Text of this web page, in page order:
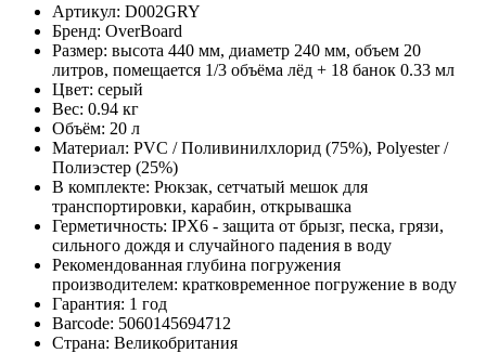
Артикул: D002GRY
Бренд: OverBoard
Размер: высота 440 мм, диаметр 240 мм, объем 20
литров, помещается 1/3 объёма лёд + 18 банок 0.33 мл
Цвет: серый
Вес: 0.94 кг
Объём: 20 л
Материал: PVC / Поливинилхлорид (75%), Polyester /
Полиэстер (25%)
В комплекте: Рюкзак, сетчатый мешок для
транспортировки, карабин, открывашка
Герметичность: IPX6 - защита от брызг, песка, грязи,
сильного дождя и случайного падения в воду
Рекомендованная глубина погружения
производителем: кратковременное погружение в воду
Гарантия: 1 год
Barcode: 5060145694712
Страна: Великобритания